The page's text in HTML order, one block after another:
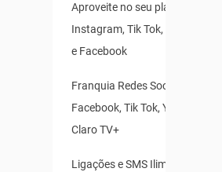
Aproveite no seu plano:
Instagram, Tik Tok, X(Twitter),
e Facebook
Franquia Redes Sociais:
Facebook, Tik Tok, Youtube,
Claro TV+
Ligações e SMS Ilimitados